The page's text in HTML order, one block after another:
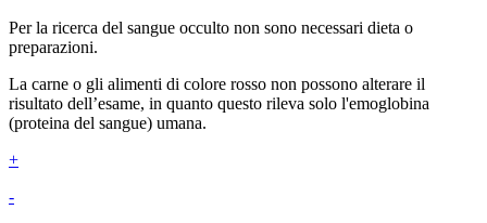
Per la ricerca del sangue occulto non sono necessari dieta o
preparazioni.
La carne o gli alimenti di colore rosso non possono alterare il
risultato dell’esame, in quanto questo rileva solo l'emoglobina
(proteina del sangue) umana.
+
-